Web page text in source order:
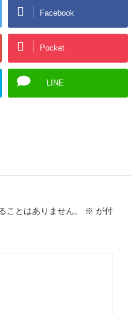
Facebook
Pocket
LINE
ことはありません。 ※ が付